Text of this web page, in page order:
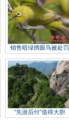
销售暗绿绣眼鸟被处罚
“先游后付”值得大胆